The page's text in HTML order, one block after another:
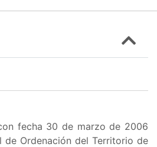
fecha 30 de marzo de 2006
de Ordenación del Territorio de